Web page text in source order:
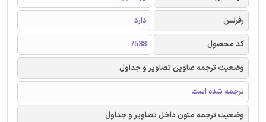
رفرنس
دارد
کد محصول
7538
وضعیت ترجمه عناوین تصاویر و جداول
ترجمه شده است
وضعیت ترجمه متون داخل تصاویر و جداول